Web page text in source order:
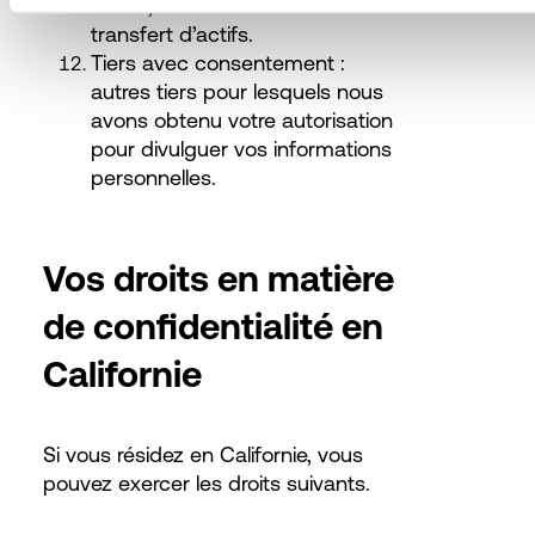
transfert d’actifs.
Tiers avec consentement :
autres tiers pour lesquels nous
avons obtenu votre autorisation
pour divulguer vos informations
personnelles.
Vos droits en matière
de confidentialité en
Californie
Si vous résidez en Californie, vous
pouvez exercer les droits suivants.